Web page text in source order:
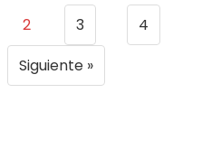
2 3
4
Siguiente »